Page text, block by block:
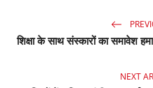
शिक्षा के साथ संस्कारों का समावेश
NEXT